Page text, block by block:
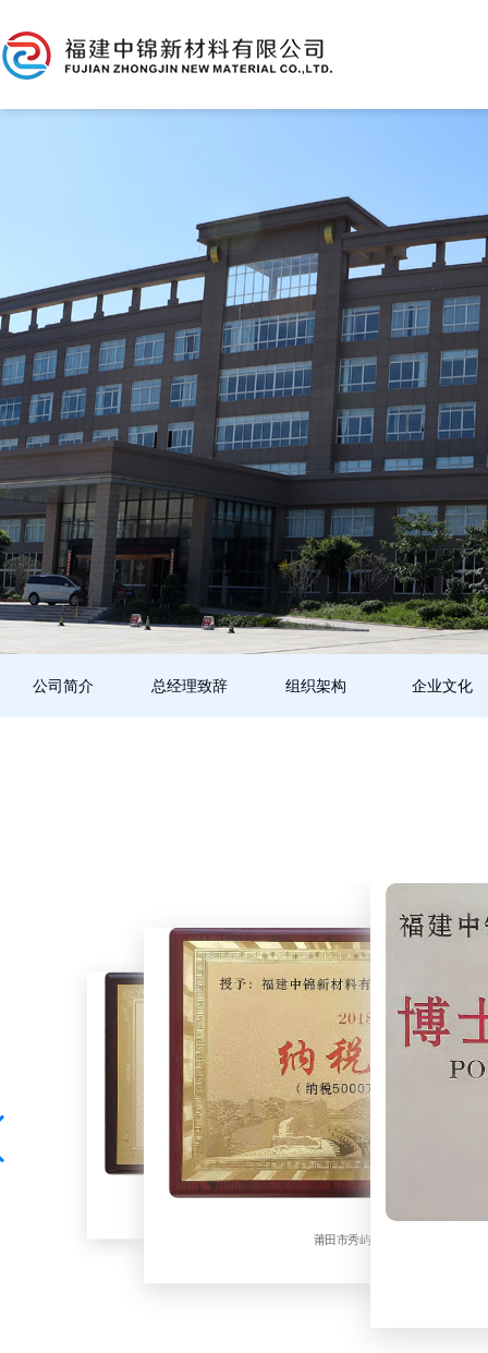
公司简介 总经理致辞 组织架构 企业文化
莆田市纳税大户
博士后创新实践基地